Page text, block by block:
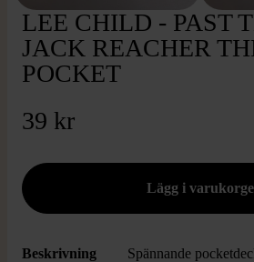
LEE CHILD - PAST
JACK REACHER
POCKET
39 kr
Beskrivning
Spännande